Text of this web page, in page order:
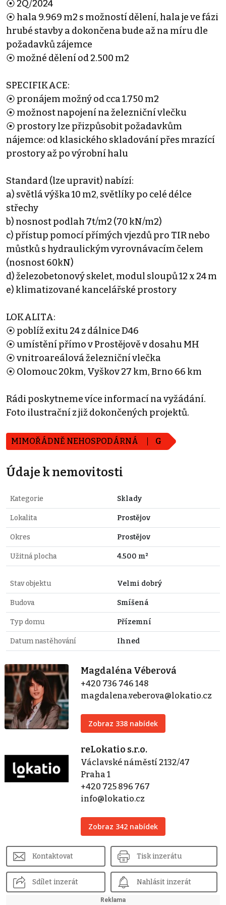
⦿ 2Q/2024
⦿ hala 9.969 m2 s možností dělení, hala je ve fázi
hrubé stavby a dokončena bude až na míru dle
požadavků zájemce
⦿ možné dělení od 2.500 m2
SPECIFIKACE:
⦿ pronájem možný od cca 1.750 m2
⦿ možnost napojení na železniční vlečku
⦿ prostory lze přizpůsobit požadavkům
nájemce: od klasického skladování přes mrazící
prostory až po výrobní halu
Standard (lze upravit) nabízí:
a) světlá výška 10 m2, světlíky po celé délce
střechy
b) nosnost podlah 7t/m2 (70 kN/m2)
c) přístup pomocí přímých vjezdů pro TIR nebo
můstků s hydraulickým vyrovnávacím čelem
(nosnost 60kN)
d) železobetonový skelet, modul sloupů 12 x 24 m
e) klimatizované kancelářské prostory
LOKALITA:
⦿ poblíž exitu 24 z dálnice D46
⦿ umístění přímo v Prostějově v dosahu MH
⦿ vnitroareálová železniční vlečka
⦿ Olomouc 20km, Vyškov 27 km, Brno 66 km
Rádi poskytneme více informací na vyžádání.
Foto ilustrační z již dokončených projektů.
MIMOŘÁDNĚ NEHOSPODÁRNÁ G
Údaje k nemovitosti
Kategorie Sklady
Lokalita Prostějov
Okres Prostějov
Užitná plocha 4.500 m²
Stav objektu Velmi dobrý
Budova Smíšená
Typ domu Přízemní
Datum nastěhování Ihned
Magdaléna Véberová
+420 736 746 148
magdalena.veberova@lokatio.cz
Zobraz 338 nabídek
reLokatio s.r.o.
Václavské náměstí 2132/47
Praha 1
+420 725 896 767
info@lokatio.cz
Zobraz 342 nabídek
Kontaktovat Tisk inzerátu
Sdílet inzerát Nahlásit inzerát